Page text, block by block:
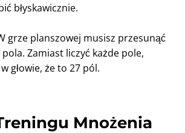
błyskawicznie.
grze planszowej musisz przesunąć
Zamiast liczyć każde pole,
głowie, że to 27 pól.
Mnożenia